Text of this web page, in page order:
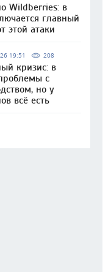
Wildberries: в
главный
этой атаки
19:51 208
кризис: в
с
но у
всё есть